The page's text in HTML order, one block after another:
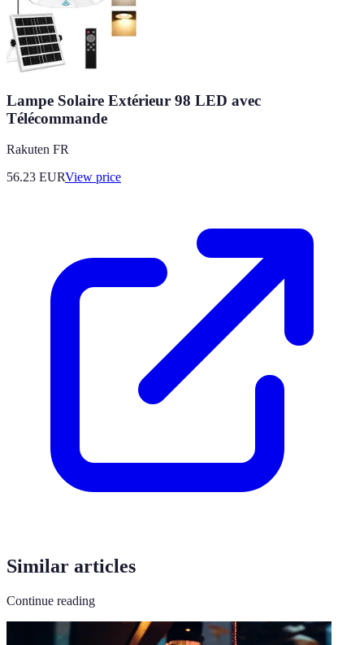
Lampe Solaire Extérieur 98 LED avec
Télécommande
Rakuten FR
56.23 EURView price
Similar articles
Continue reading